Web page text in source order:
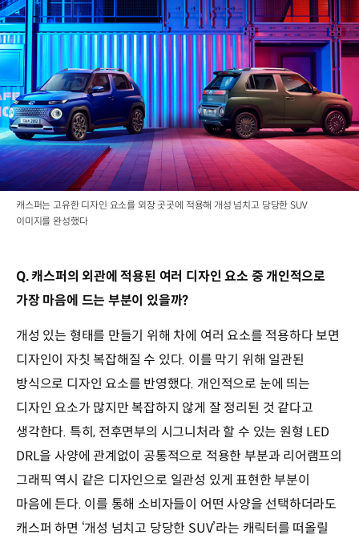
캐스퍼는 고유한 디자인 요소를 외장 곳곳에 적용해 개성 넘치고 당당한 SUV
이미지를 완성했다
Q. 캐스퍼의 외관에 적용된 여러 디자인 요소 중 개인적으로
가장 마음에 드는 부분이 있을까?
개성 있는 형태를 만들기 위해 차에 여러 요소를 적용하다 보면
디자인이 자칫 복잡해질 수 있다. 이를 막기 위해 일관된
방식으로 디자인 요소를 반영했다. 개인적으로 눈에 띄는
디자인 요소가 많지만 복잡하지 않게 잘 정리된 것 같다고
생각한다. 특히, 전후면부의 시그니처라 할 수 있는 원형 LED
DRL을 사양에 관계없이 공통적으로 적용한 부분과 리어램프의
그래픽 역시 같은 디자인으로 일관성 있게 표현한 부분이
마음에 든다. 이를 통해 소비자들이 어떤 사양을 선택하더라도
캐스퍼 하면 ‘개성 넘치고 당당한 SUV’라는 캐릭터를 떠올릴